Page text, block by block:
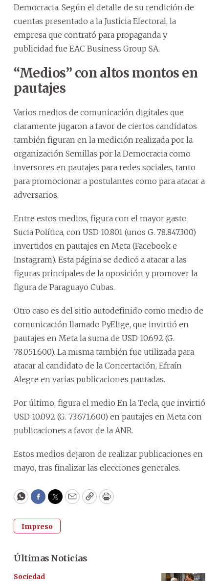
Democracia. Según el detalle de su rendición de
cuentas presentado a la Justicia Electoral, la
empresa que contrató para propaganda y
publicidad fue EAC Business Group SA.
“Medios” con altos montos en
pautajes
Varios medios de comunicación digitales que
claramente jugaron a favor de ciertos candidatos
también figuran en la medición realizada por la
organización Semillas por la Democracia como
inversores en pautajes para redes sociales, tanto
para promocionar a postulantes como para atacar a
adversarios.
Entre estos medios, figura con el mayor gasto
Sucia Política, con USD 10.801 (unos G. 78.847.300)
invertidos en pautajes en Meta (Facebook e
Instagram). Esta página se dedicó a atacar a las
figuras principales de la oposición y promover la
figura de Paraguayo Cubas.
Otro caso es del sitio autodefinido como medio de
comunicación llamado PyElige, que invirtió en
pautajes en Meta la suma de USD 10.692 (G.
78.051.600). La misma también fue utilizada para
atacar al candidato de la Concertación, Efraín
Alegre en varias publicaciones pautadas.
Por último, figura el medio En la Tecla, que invirtió
USD 10.092 (G. 73.671.600) en pautajes en Meta con
publicaciones a favor de la ANR.
Estos medios dejaron de realizar publicaciones en
mayo, tras finalizar las elecciones generales.
WhatsApp
Facebook
Twitter
EmailCopyPrint
Impreso
Últimas Noticias
Sociedad